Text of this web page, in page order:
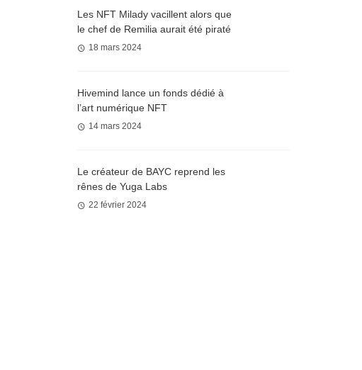
Les NFT Milady vacillent alors que
le chef de Remilia aurait été piraté
18 mars 2024
Hivemind lance un fonds dédié à
l’art numérique NFT
14 mars 2024
Le créateur de BAYC reprend les
rênes de Yuga Labs
22 février 2024